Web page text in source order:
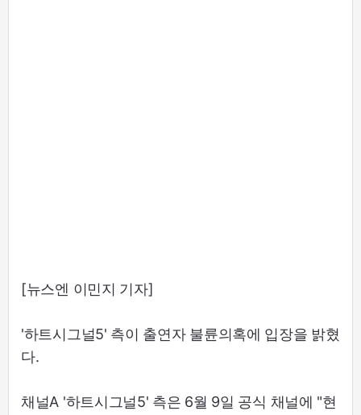
[뉴스엔 이민지 기자]
'하트시그널5' 측이 출연자 불륜의혹에 입장을 밝혔
다.
채널A '하트시그널5' 측은 6월 9일 공식 채널에 "현